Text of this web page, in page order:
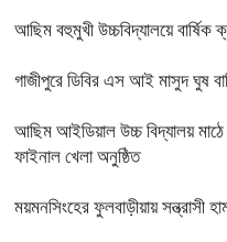
আছিম বহুমুখী উচ্চবিদ্যালয়ে বার্ষিক
গাজীপুরে ডিবির এস আই মাসুদ ঘুষ
আছিম আইডিয়াল উচ্চ বিদ্যালয় মাঠে
ফাইনাল খেলা অনুষ্ঠিত
ময়মনসিংহের ফুলবাড়ীয়ায়